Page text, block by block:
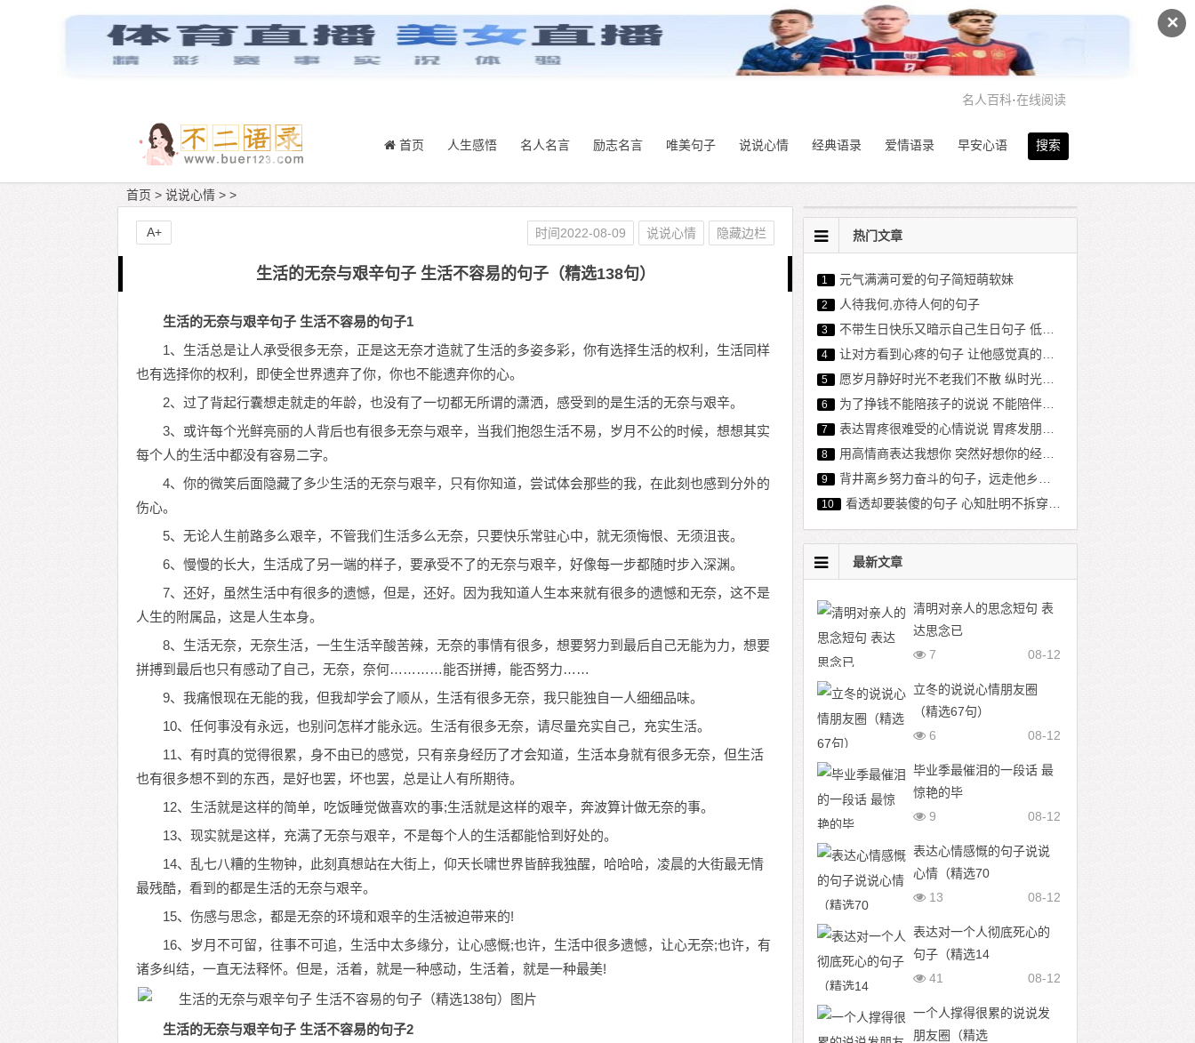
✕
名人百科·在线阅读
搜索
首页 人生感悟 名人名言 励志名言 唯美句子 说说心情 经典语录 爱情语录 早安心语
首页 > 说说心情 > >
生活的无奈与艰辛句子 生活不容易的句子（精选138句）
生活的无奈与艰辛句子 生活不容易的句子1
1、生活总是让人承受很多无奈，正是这无奈才造就了生活的多姿多彩，你有选择生活的权利，生活同样
也有选择你的权利，即使全世界遗弃了你，你也不能遗弃你的心。
2、过了背起行囊想走就走的年龄，也没有了一切都无所谓的潇洒，感受到的是生活的无奈与艰辛。
3、或许每个光鲜亮丽的人背后也有很多无奈与艰辛，当我们抱怨生活不易，岁月不公的时候，想想其实
每个人的生活中都没有容易二字。
4、你的微笑后面隐藏了多少生活的无奈与艰辛，只有你知道，尝试体会那些的我，在此刻也感到分外的
伤心。
5、无论人生前路多么艰辛，不管我们生活多么无奈，只要快乐常驻心中，就无须悔恨、无须沮丧。
6、慢慢的长大，生活成了另一端的样子，要承受不了的无奈与艰辛，好像每一步都随时步入深渊。
7、还好，虽然生活中有很多的遗憾，但是，还好。因为我知道人生本来就有很多的遗憾和无奈，这不是
人生的附属品，这是人生本身。
8、生活无奈，无奈生活，一生生活辛酸苦辣，无奈的事情有很多，想要努力到最后自己无能为力，想要
拼搏到最后也只有感动了自己，无奈，奈何…………能否拼搏，能否努力……
9、我痛恨现在无能的我，但我却学会了顺从，生活有很多无奈，我只能独自一人细细品味。
10、任何事没有永远，也别问怎样才能永远。生活有很多无奈，请尽量充实自己，充实生活。
11、有时真的觉得很累，身不由已的感觉，只有亲身经历了才会知道，生活本身就有很多无奈，但生活
也有很多想不到的东西，是好也罢，坏也罢，总是让人有所期待。
12、生活就是这样的简单，吃饭睡觉做喜欢的事;生活就是这样的艰辛，奔波算计做无奈的事。
13、现实就是这样，充满了无奈与艰辛，不是每个人的生活都能恰到好处的。
14、乱七八糟的生物钟，此刻真想站在大街上，仰天长啸世界皆醉我独醒，哈哈哈，凌晨的大街最无情
最残酷，看到的都是生活的无奈与艰辛。
15、伤感与思念，都是无奈的环境和艰辛的生活被迫带来的!
16、岁月不可留，往事不可追，生活中太多缘分，让心感慨;也许，生活中很多遗憾，让心无奈;也许，有
诸多纠结，一直无法释怀。但是，活着，就是一种感动，生活着，就是一种最美!
生活的无奈与艰辛句子 生活不容易的句子2
时间2022-08-09 说说心情 隐藏边栏
A+ 热门文章
1 元气满满可爱的句子简短萌软妹
2 人待我何,亦待人何的句子
3 不带生日快乐又暗示自己生日句子 低调内涵暗示生日说说
4 让对方看到心疼的句子 让他感觉真的失去你了
5 愿岁月静好时光不老我们不散 纵时光荏苒,愿岁月静好
6 为了挣钱不能陪孩子的说说 不能陪伴孩子心酸句子 亏欠孩子的经典语句
7 表达胃疼很难受的心情说说 胃疼发朋友圈的句子
8 用高情商表达我想你 突然好想你的经典句子
9 背井离乡努力奋斗的句子，远走他乡拼搏的说说
10 看透却要装傻的句子 心知肚明不拆穿的句子
最新文章
清明对亲人的思念短句 表
达思念已
08-12
7
立冬的说说心情朋友圈
（精选67句）
08-12
6
毕业季最催泪的一段话 最
惊艳的毕
08-12
9
表达心情感慨的句子说说
心情（精选70
08-12
13
表达对一个人彻底死心的
句子（精选14
08-12
41
一个人撑得很累的说说发
朋友圈（精选